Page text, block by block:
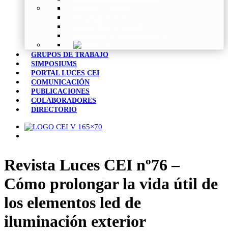
GRUPOS DE TRABAJO
SIMPOSIUMS
PORTAL LUCES CEI
COMUNICACIÓN
PUBLICACIONES
COLABORADORES
DIRECTORIO
Revista Luces CEI nº76 –
Cómo prolongar la vida útil de
los elementos led de
iluminación exterior